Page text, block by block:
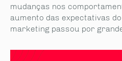
mudanças nos
aumento das expectativas
marketing passou por